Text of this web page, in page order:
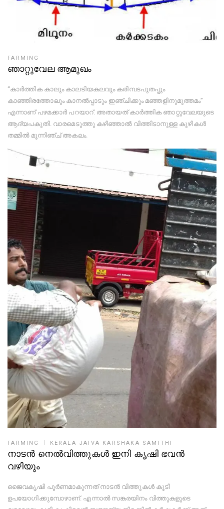
FARMING
ഞാറ്റുവേല ആമുഖം
“കാർത്തിക കാലും കാലടിയകലവും കരിമ്പടപുതപ്പും
കാഞ്ഞിരത്തോലും കാനൽപ്പാടും ഇഞ്ചിക്കും മഞ്ഞളിനുമുത്തമം”
എന്നാണ് പഴമക്കാർ പറയാറ്. അതായത് കാർത്തിക ഞാറ്റുവേലയുടെ
ആദ്യപകുതി. വാരമെടുത്തു കഴിഞ്ഞാൽ വിത്തിടാനുള്ള കുഴികൾ
തമ്മിൽ മൂന്നിഞ്ച് അകലം.
FARMING KERALA JAIVA KARSHAKA SAMITHI
നാടൻ നെൽവിത്തുകൾ ഇനി കൃഷി ഭവൻ
വഴിയും
ജൈവകൃഷി പൂർണമാകുന്നത് നാടൻ വിത്തുകൾ കൂടി
ഉപയോഗിക്കുമ്പോഴാണ്. എന്നാൽ സങ്കരയിനം വിത്തുകളുടെ